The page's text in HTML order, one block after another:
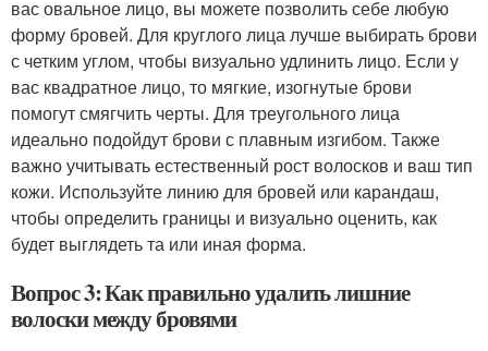
вас овальное лицо, вы можете позволить себе любую
форму бровей. Для круглого лица лучше выбирать брови
с четким углом, чтобы визуально удлинить лицо. Если у
вас квадратное лицо, то мягкие, изогнутые брови
помогут смягчить черты. Для треугольного лица
идеально подойдут брови с плавным изгибом. Также
важно учитывать естественный рост волосков и ваш тип
кожи. Используйте линию для бровей или карандаш,
чтобы определить границы и визуально оценить, как
будет выглядеть та или иная форма.
Вопрос 3: Как правильно удалить лишние
волоски между бровями